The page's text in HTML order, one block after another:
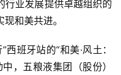
行业发展提供卓越组织的
和美共进。
班牙站的“和美·风土：
，五粮液集团（股份）